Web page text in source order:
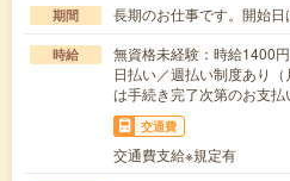
期間 長期のお仕事です。開始
時給
無資格未経験：時給
日払い／週払い制度あり
は手続き完了次第のお支払
交通費
交通費支給※規定有